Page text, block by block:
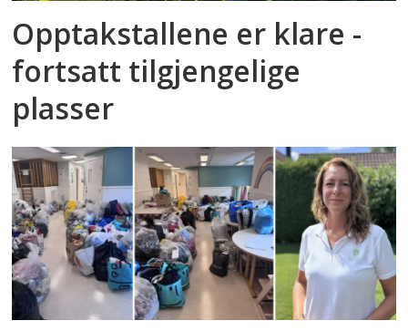
Opptakstallene er klare -
fortsatt tilgjengelige
plasser